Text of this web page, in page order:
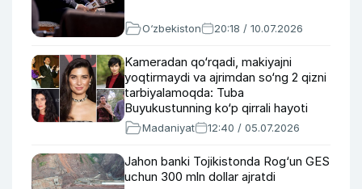
O‘zbekiston 20:18 / 10.07.2026
Kameradan qo‘rqadi, makiyajni
yoqtirmaydi va ajrimdan so‘ng 2 qizni
tarbiyalamoqda: Tuba
Buyukustunning ko‘p qirrali hayoti
haqidaMadaniyat 12:40 / 05.07.2026
Jahon banki Tojikistonda Rog‘un GES
uchun 300 mln dollar ajratdi